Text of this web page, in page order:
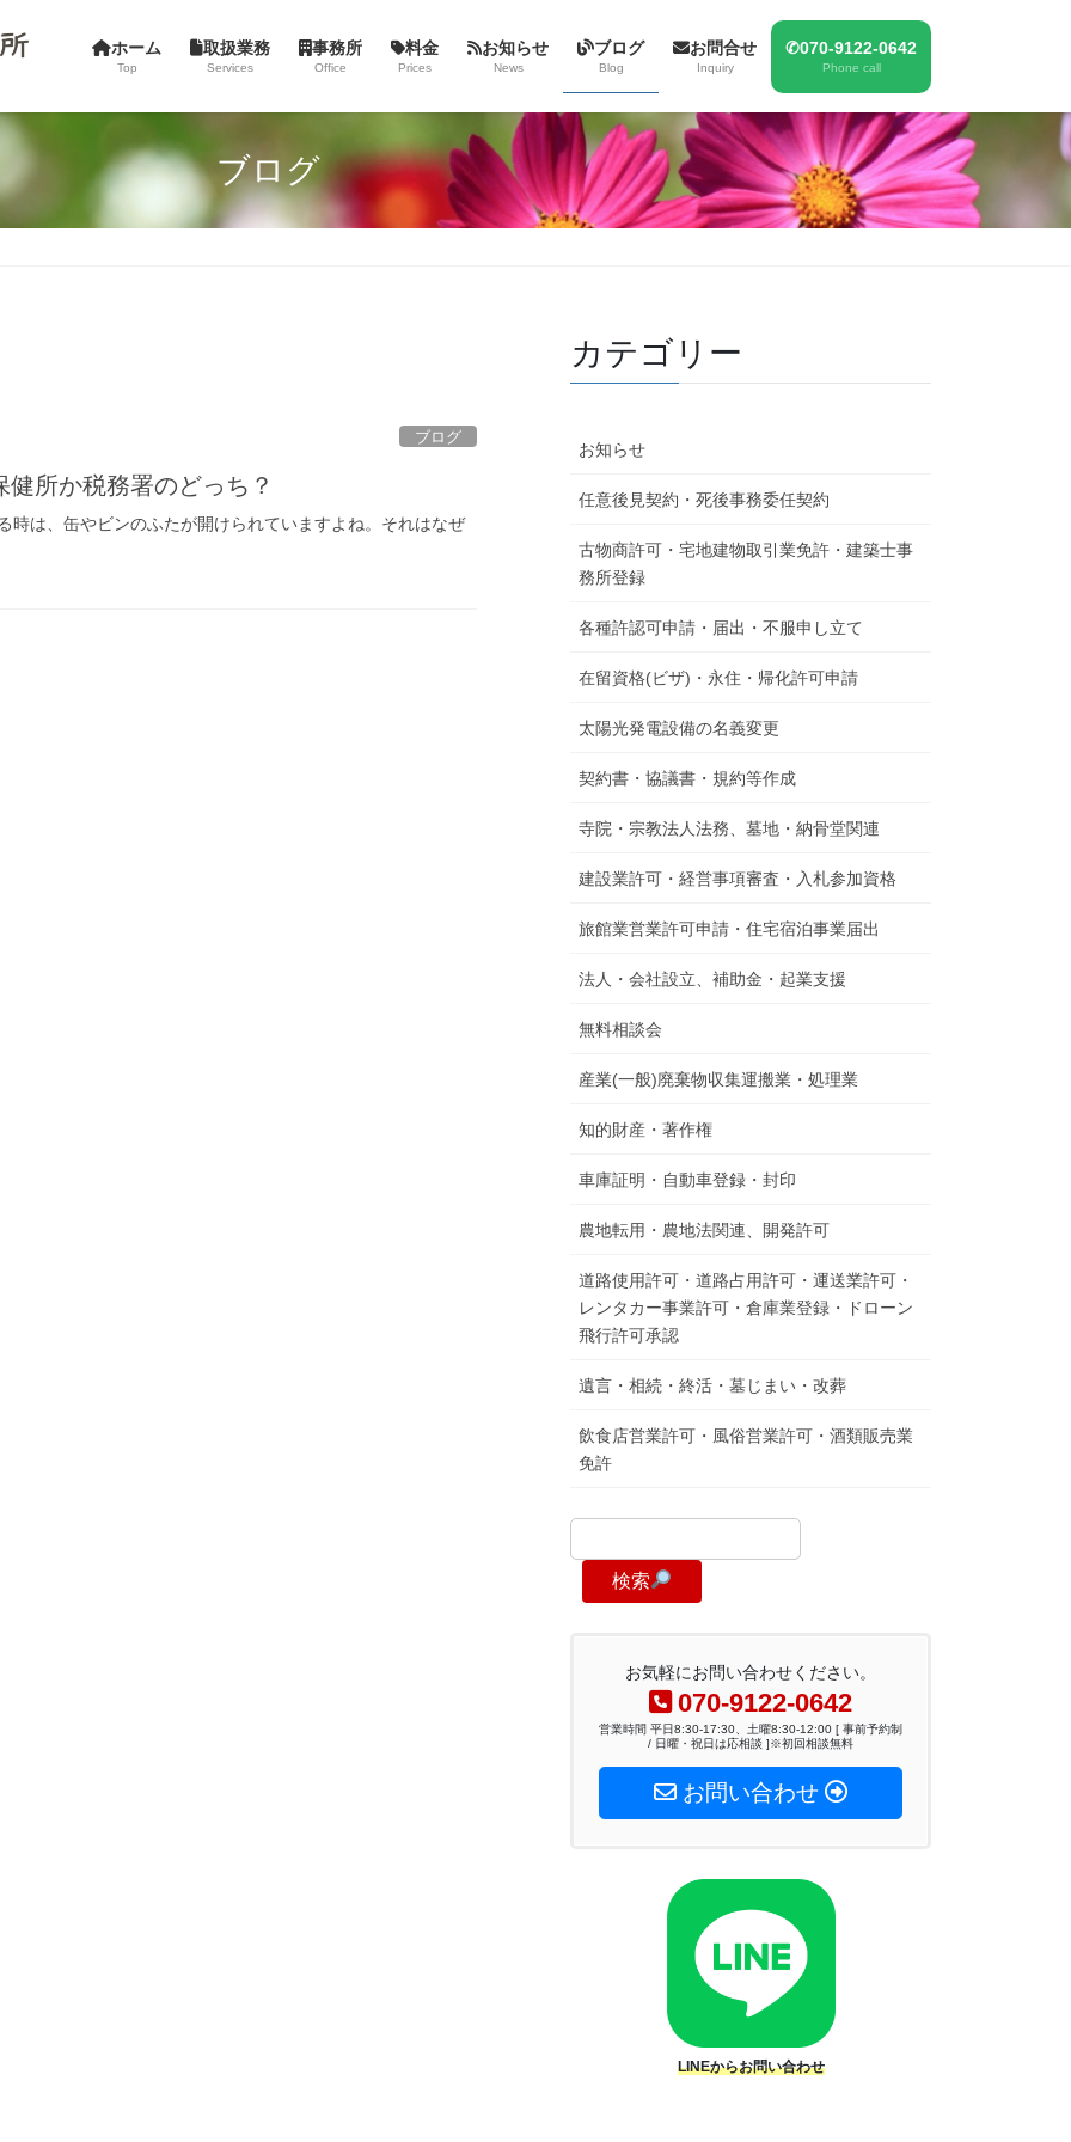
ホーム
Top
取扱業務
Services
事務所
Office
料金
Prices
お知らせ
News
ブログ
Blog
お問合せ
Inquiry
✆070-9122-0642
Phone call
ブログ
ブログ
所か税務署のどっち？
時は、缶やビンのふたが開けられていますよね。それはなぜ
カテゴリー
お知らせ
任意後見契約・死後事務委任契約
古物商許可・宅地建物取引業免許・建築士事
務所登録
各種許認可申請・届出・不服申し立て
在留資格(ビザ)・永住・帰化許可申請
太陽光発電設備の名義変更
契約書・協議書・規約等作成
寺院・宗教法人法務、墓地・納骨堂関連
建設業許可・経営事項審査・入札参加資格
旅館業営業許可申請・住宅宿泊事業届出
法人・会社設立、補助金・起業支援
無料相談会
産業(一般)廃棄物収集運搬業・処理業
知的財産・著作権
車庫証明・自動車登録・封印
農地転用・農地法関連、開発許可
道路使用許可・道路占用許可・運送業許可・
レンタカー事業許可・倉庫業登録・ドローン
飛行許可承認
遺言・相続・終活・墓じまい・改葬
飲食店営業許可・風俗営業許可・酒類販売業
免許
検索
お気軽にお問い合わせください。
070-9122-0642
営業時間 平日8:30-17:30、土曜8:30-12:00 [ 事前予約制
/ 日曜・祝日は応相談 ]※初回相談無料
お問い合わせ
LINEからお問い合わせ